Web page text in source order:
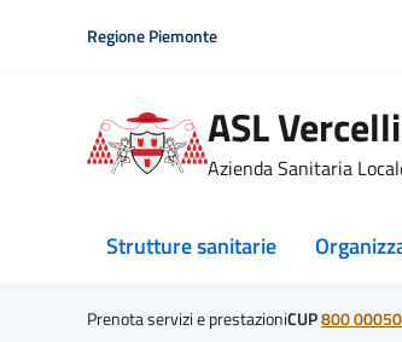
Regione Piemonte
ASL Vercelli
Azienda Sanitaria
Strutture sanitarie
Prenota servizi e prestazioniCUP800